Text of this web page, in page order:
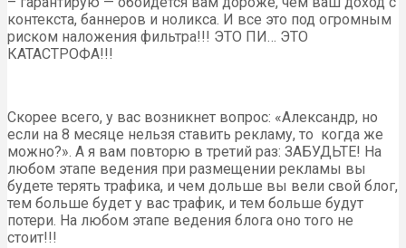
контекста, баннеров и ноликса. И все это под огромным
риском наложения фильтра!!! ЭТО ПИ… ЭТО
КАТАСТРОФА!!!
Скорее всего, у вас возникнет вопрос: «Александр, но
если на 8 месяце нельзя ставить рекламу, то когда же
можно?». А я вам повторю в третий раз: ЗАБУДЬТЕ! На
любом этапе ведения при размещении рекламы вы
будете терять трафика, и чем дольше вы вели свой блог,
тем больше будет у вас трафик, и тем больше будут
потери. На любом этапе ведения блога оно того не
стоит!!!